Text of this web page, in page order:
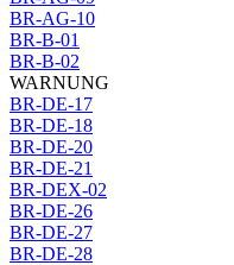
BR-AG-10
BR-B-01
BR-B-02
WARNUNG
BR-DE-17
BR-DE-18
BR-DE-20
BR-DE-21
BR-DEX-02
BR-DE-26
BR-DE-27
BR-DE-28